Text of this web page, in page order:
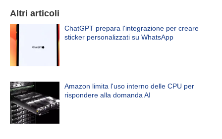
Altri articoli
ChatGPT prepara l'integrazione per creare
sticker personalizzati su WhatsApp
Amazon limita l'uso interno delle CPU per
rispondere alla domanda AI